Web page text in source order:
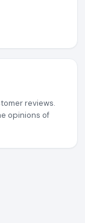
reviews.
opinions of